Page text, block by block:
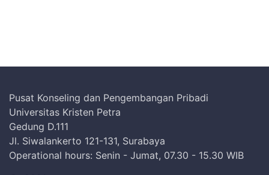
Pusat Konseling dan Pengembangan Pribadi
Universitas Kristen Petra
Gedung D.111
Jl. Siwalankerto 121-131, Surabaya
Operational hours: Senin - Jumat, 07.30 - 15.30 WIB